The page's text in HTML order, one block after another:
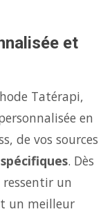
et
Tatérapi,
en
de vos sources
. Dès
ressentir un
un meilleur